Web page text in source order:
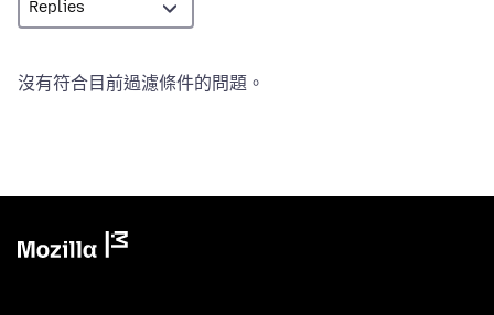
沒有符合目前過濾條件的問題。